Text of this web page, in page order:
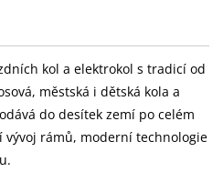
TY301 (48x38x28T) - délka 170
mm (M - XL)
(122 mm)
kol a elektrokol s tradicí od
městská i dětská kola a
do desítek zemí po celém
vývoj rámů, moderní technologie